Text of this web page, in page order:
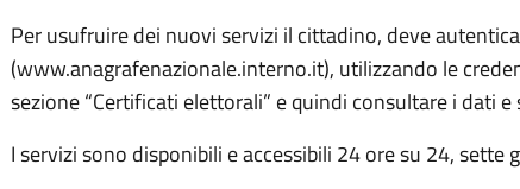
Per usufruire dei nuovi servizi il cittadino, deve
(www.anagrafenazionale.interno.it), utilizzando le
sezione “Certificati elettorali” e quindi consultare i dati
I servizi sono disponibili e accessibili 24 ore su 24, sette